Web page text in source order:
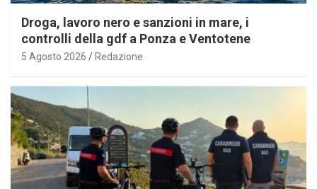
Droga, lavoro nero e sanzioni in mare, i
controlli della gdf a Ponza e Ventotene
5 Agosto 2026 Redazione